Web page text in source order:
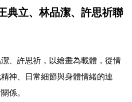
典立、林品潔、許思祈聯
、許思祈，以繪畫為載體，從情
神、日常細節與身體情緒的連
係。